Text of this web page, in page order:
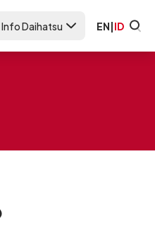
Info Daihatsu EN|ID